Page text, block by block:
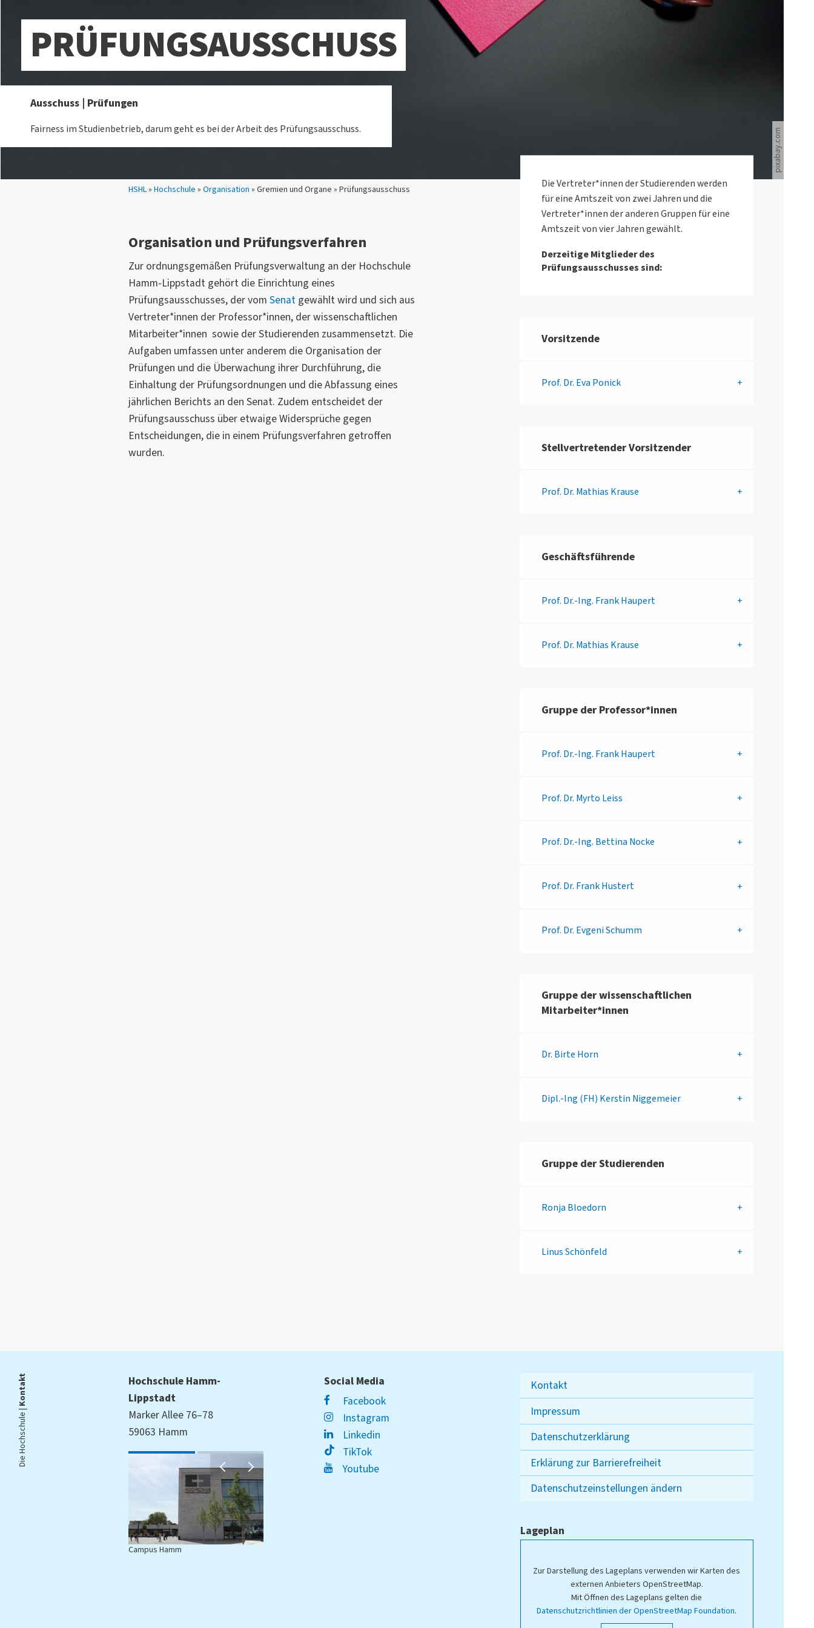
Sie sind hier:
HSHL» Hochschule » Organisation » Gremien und Organe » Prüfungsausschuss
Ein Hammer liegt auf einem roten Buch.
pixabay.com
PRÜFUNGSAUSSCHUSS
Ausschuss | Prüfungen
Fairness im Studienbetrieb, darum geht es bei der Arbeit des Prüfungsausschuss.
Organisation und Prüfungsverfahren
Zur ordnungsgemäßen Prüfungsverwaltung an der Hochschule
Hamm-Lippstadt gehört die Einrichtung eines
Prüfungsausschusses, der vom Senatgewählt wird und sich aus
Vertreter*innen der Professor*innen, der wissenschaftlichen
Mitarbeiter*innen sowie der Studierenden zusammensetzt. Die
Aufgaben umfassen unter anderem die Organisation der
Prüfungen und die Überwachung ihrer Durchführung, die
Einhaltung der Prüfungsordnungen und die Abfassung eines
jährlichen Berichts an den Senat. Zudem entscheidet der
Prüfungsausschuss über etwaige Widersprüche gegen
Entscheidungen, die in einem Prüfungsverfahren getroffen
wurden.
Die Vertreter*innen der Studierenden werden
für eine Amtszeit von zwei Jahren und die
Vertreter*innen der anderen Gruppen für eine
Amtszeit von vier Jahren gewählt.
Derzeitige Mitglieder des
Prüfungsausschusses sind:
Vorsitzende
Prof. Dr. Eva Ponick
Stellvertretender Vorsitzender
Prof. Dr. Mathias Krause
Geschäftsführende
Prof. Dr.-Ing. Frank Haupert
Prof. Dr. Mathias Krause
Gruppe der Professor*innen
Prof. Dr.-Ing. Frank Haupert
Prof. Dr. Myrto Leiss
Prof. Dr.-Ing. Bettina Nocke
Prof. Dr. Frank Hustert
Prof. Dr. Evgeni Schumm
Gruppe der wissenschaftlichen
Mitarbeiter*innen
Dr. Birte Horn
Dipl.-Ing (FH) Kerstin Niggemeier
Gruppe der Studierenden
Ronja Bloedorn
Linus Schönfeld
Die Hochschule |
Kontakt
Hochschule Hamm-
Lippstadt
Marker Allee 76–78
59063 Hamm
Campus Hamm
Social Media
Facebook
Instagram
Linkedin
TikTok
Youtube
Kontakt
Impressum
Datenschutzerklärung
Erklärung zur Barrierefreiheit
Datenschutzeinstellungen ändern
Lageplan
Zur Darstellung des Lageplans verwenden wir Karten des
externen Anbieters OpenStreetMap.
Mit Öffnen des Lageplans gelten die
Datenschutzrichtlinien der OpenStreetMap Foundation.